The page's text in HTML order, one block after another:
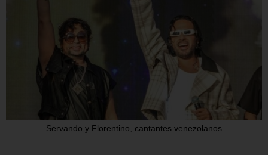
Servando y Florentino, cantantes venezolanos